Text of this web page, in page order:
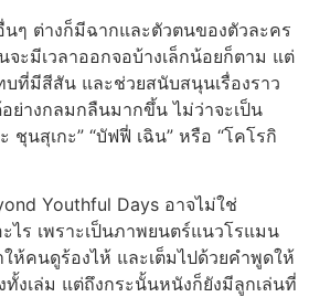
ๆ ต่างก็มีฉากและตัวตนของตัวละคร
ะมีเวลาออกจอบ้างเล็กน้อยก็ตาม แต่
ที่มีสีสัน และช่วยสนับสนุนเรื่องราว
ย่างกลมกลืนมากขึ้น ไม่ว่าจะเป็น
ชุนสุเกะ” “บัฟฟี่ เฉิน” หรือ “โคโรกิ
Youthful Days อาจไม่ใช่
ร เพราะเป็นภาพยนตร์แนวโรแมน
ห้คนดูร้องไห้ และเต็มไปด้วยคำพูดให้
ทั้งเล่ม แต่ถึงกระนั้นหนังก็ยังมีลูกเล่นที่